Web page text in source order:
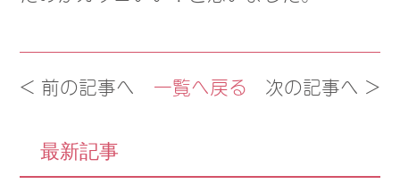
< 前の記事へ 一覧へ戻る 次の記事へ >
最新記事